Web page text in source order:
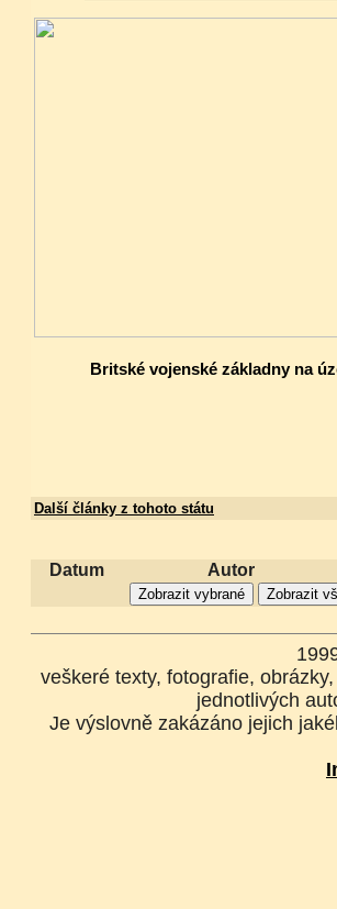
Britské vojenské základny na
Další články z tohoto státu
Datum Autor
veškeré texty, fotografie,
jednotlivých
Je výslovně zakázáno jejich